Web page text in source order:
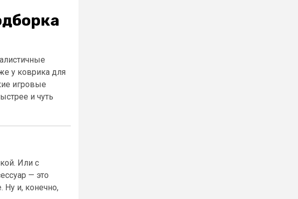
у коврика для
игровые
и чуть
Или с
— это
Ну и, конечно,